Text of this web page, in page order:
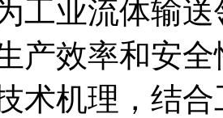
工业流体输
产效率和安
术机理，结